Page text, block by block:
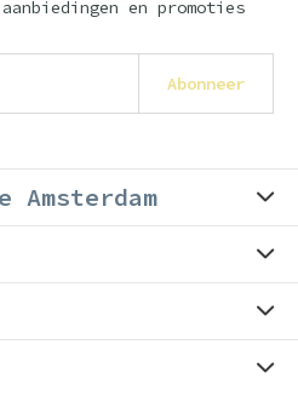
en promoties
Abonneer
Amsterdam